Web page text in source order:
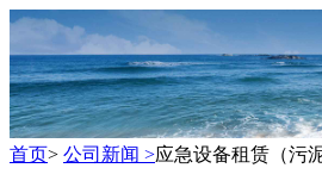
首页> 公司新闻 >应急设备租赁（污